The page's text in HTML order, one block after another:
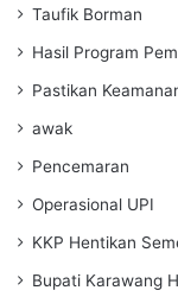
Taufik Borman
Hasil Program
Pastikan
awak
Pencemaran
Operasional UPI
KKP Hentikan
Bupati Karawang